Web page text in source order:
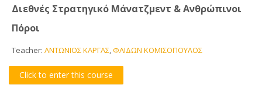
Διεθνές Στρατηγικό Μάνατζμεντ & Ανθρώπινοι
Πόροι
Teacher: ΑΝΤΩΝΙΟΣ ΚΑΡΓΑΣ,ΦΑΙΔΩΝ ΚΟΜΙΣΟΠΟΥΛΟΣ
Click to enter this course